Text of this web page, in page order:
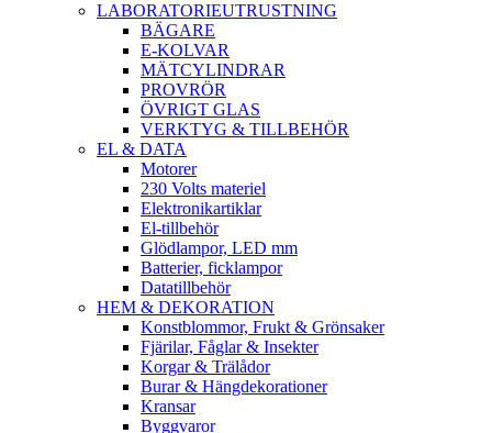
LABORATORIEUTRUSTNING
BÄGARE
E-KOLVAR
MÄTCYLINDRAR
PROVRÖR
ÖVRIGT GLAS
VERKTYG & TILLBEHÖR
EL & DATA
Motorer
230 Volts materiel
Elektronikartiklar
El-tillbehör
Glödlampor, LED mm
Batterier, ficklampor
Datatillbehör
HEM & DEKORATION
Konstblommor, Frukt & Grönsaker
Fjärilar, Fåglar & Insekter
Korgar & Trälådor
Burar & Hängdekorationer
Kransar
Byggvaror